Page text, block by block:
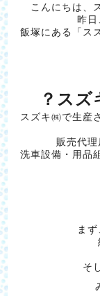
こんにちは、
昨
飯塚にある「ス
？スズ
スズキ㈱で生産
販売代理
洗車設備・用品
ま
そ